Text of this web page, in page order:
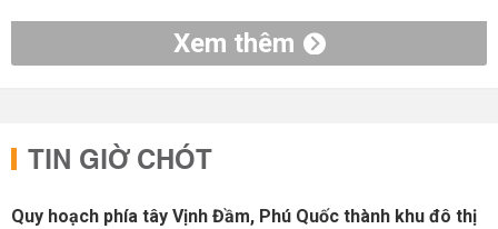
Xem thêm
TIN GIỜ CHÓT
Quy hoạch phía tây Vịnh Đầm, Phú Quốc thành khu đô thị